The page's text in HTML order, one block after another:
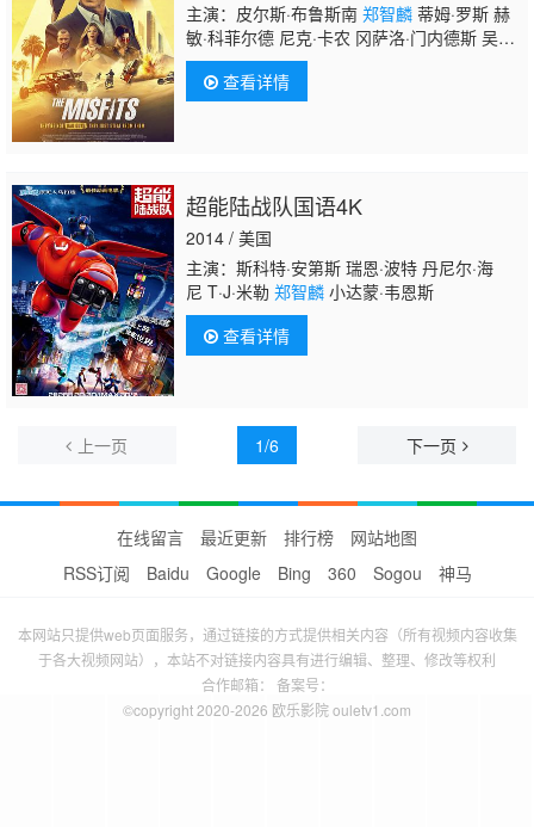
主演：皮尔斯·布鲁斯南 郑智麟蒂姆·罗斯 赫
敏·科菲尔德 尼克·卡农 冈萨洛·门内德斯 吴翊
歌 拉米·贾博尔 David Batchelor Mark
Chinnery Media Shaikh Abdul Ahad Sam
Kalidi Ahmed El-Mawas Adam
查看详情
超能陆战队国语4K
2014 / 美国
主演：斯科特·安第斯 瑞恩·波特 丹尼尔·海
尼 T·J·米勒 郑智麟小达蒙·韦恩斯
查看详情
上一页 1/6 下一页
在线留言 最近更新 排行榜
网站地图
RSS订阅
Baidu Google Bing 360 Sogou 神马
本网站只提供web页面服务，通过链接的方式提供相关内容（所有视频内容收集
于各大视频网站），本站不对链接内容具有进行编辑、整理、修改等权利
合作邮箱： 备案号：
©copyright 2020-2026 欧乐影院 ouletv1.com